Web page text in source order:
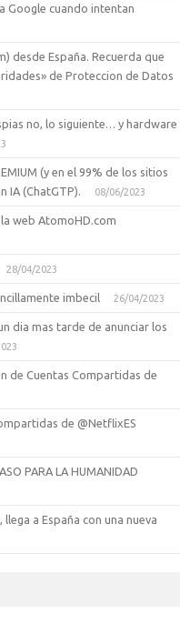
Google cuando intentan
desde España. Recuerda que
de Proteccion de Datos
no, lo siguiente… y hardware
(y en el 99% de los sitios
IA (ChatGTP).
08/06/2023
web AtomoHD.com
28/04/2023
imbecil 26/04/2023
dia mas tarde de anunciar los
de Cuentas Compartidas de
de @NetflixES
PARA LA HUMANIDAD
a España con una nueva